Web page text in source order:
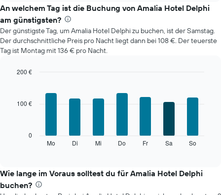
den
durchschnittlichen
Zimmerpreis
im
jeweiligen
Monat
Das
X-
Diagramm
hat
An welchem Tag ist die Buchung von Amalia Hotel Delphi
am günstigsten?
Der günstigste Tag, um Amalia Hotel Delphi zu buchen, ist der Samstag.
Der durchschnittliche Preis pro Nacht liegt dann bei 108 €. Der teuerste
Tag ist Montag mit 136 € pro Nacht.
den
durchschnittlichen
Preis
Mo Di Mi Do Fr Sa So
0
100 €
200 €
Wie lange im Voraus solltest du für Amalia Hotel Delphi
buchen?